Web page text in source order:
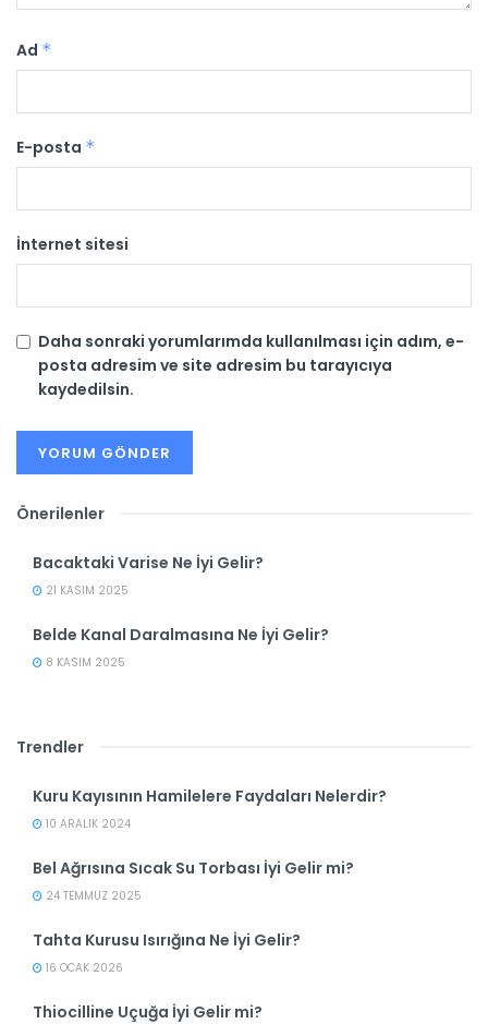
Ad *
E-posta *
İnternet sitesi
Daha sonraki yorumlarımda kullanılması için adım, e-
posta adresim ve site adresim bu tarayıcıya
kaydedilsin.
Önerilenler
Bacaktaki Varise Ne İyi Gelir?
21 KASIM 2025
Belde Kanal Daralmasına Ne İyi Gelir?
8 KASIM 2025
Trendler
Kuru Kayısının Hamilelere Faydaları Nelerdir?
10 ARALIK 2024
Bel Ağrısına Sıcak Su Torbası İyi Gelir mi?
24 TEMMUZ 2025
Tahta Kurusu Isırığına Ne İyi Gelir?
16 OCAK 2026
Thiocilline Uçuğa İyi Gelir mi?